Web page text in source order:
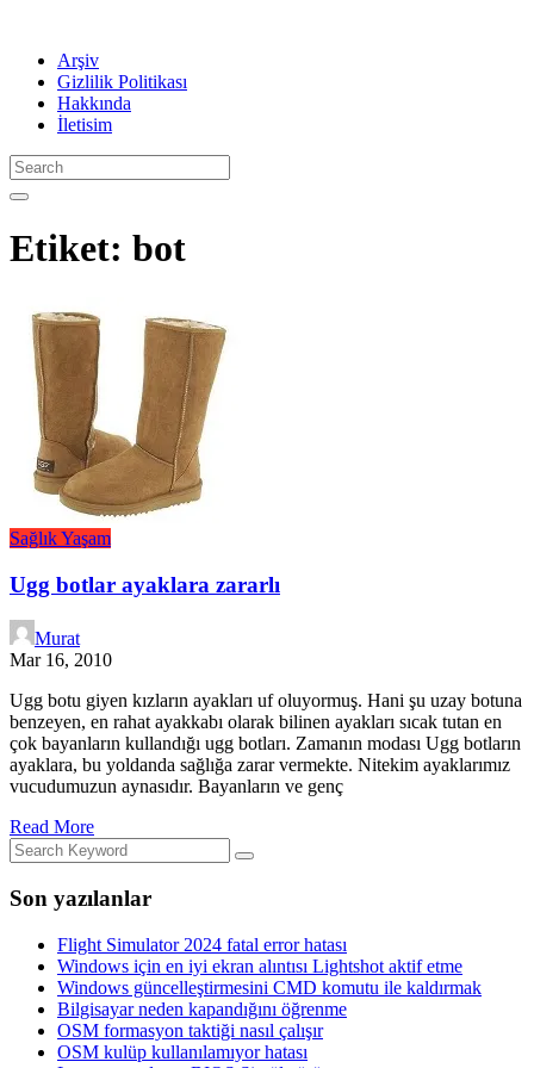
Arşiv
Gizlilik Politikası
Hakkında
İletisim
Etiket: bot
SağlıkYaşam
Ugg botlar ayaklara zararlı
Murat
Mar 16, 2010
Ugg botu giyen kızların ayakları uf oluyormuş. Hani şu uzay botuna
benzeyen, en rahat ayakkabı olarak bilinen ayakları sıcak tutan en
çok bayanların kullandığı ugg botları. Zamanın modası Ugg botların
ayaklara, bu yoldanda sağlığa zarar vermekte. Nitekim ayaklarımız
vucudumuzun aynasıdır. Bayanların ve genç
Read More
Son yazılanlar
Flight Simulator 2024 fatal error hatası
Windows için en iyi ekran alıntısı Lightshot aktif etme
Windows güncelleştirmesini CMD komutu ile kaldırmak
Bilgisayar neden kapandığını öğrenme
OSM formasyon taktiği nasıl çalışır
OSM kulüp kullanılamıyor hatası